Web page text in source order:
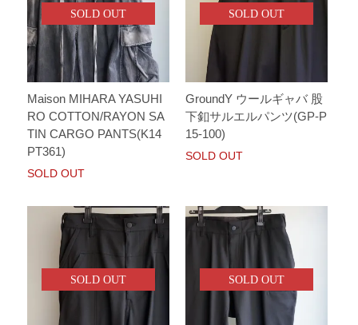
SOLD OUT
Maison MIHARA YASUHI
RO COTTON/RAYON SA
TIN CARGO PANTS(K14
PT361)
SOLD OUT
SOLD OUT
GroundY ウールギャバ 股
下釦サルエルパンツ(GP-P
15-100)
SOLD OUT
SOLD OUT SOLD OUT